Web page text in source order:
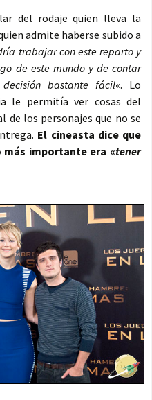
del rodaje quien lleva la
admite haberse subido a
trabajar con este reparto y
de este mundo y de contar
bastante fácil«. Lo
le permitía ver cosas del
de los personajes que no se
El cineasta dice que
importante era «tener